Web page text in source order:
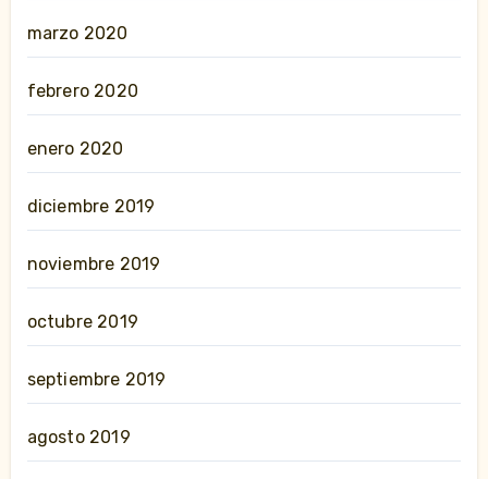
marzo 2020
febrero 2020
enero 2020
diciembre 2019
noviembre 2019
octubre 2019
septiembre 2019
agosto 2019